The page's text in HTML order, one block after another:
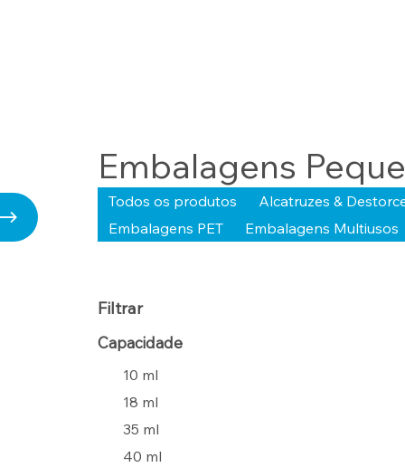
Embalagens
Todos os produtos
Alcatruzes &
Embalagens PET
Embalagens Multiusos
Filtrar
Capacidade
10 ml
18 ml
35 ml
40 ml